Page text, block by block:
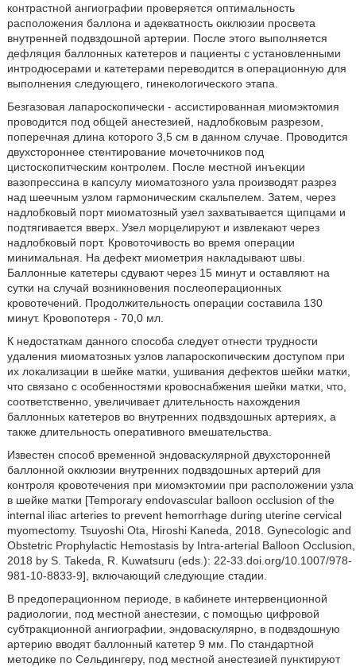
контрастной ангиографии проверяется оптимальность
расположения баллона и адекватность окклюзии просвета
внутренней подвздошной артерии. После этого выполняется
дефляция баллонных катетеров и пациенты с установленными
интродюсерами и катетерами переводится в операционную для
выполнения следующего, гинекологического этапа.
Безгазовая лапароскопически - ассистированная миомэктомия
проводится под общей анестезией, надлобковым разрезом,
поперечная длина которого 3,5 см в данном случае. Проводится
двухстороннее стентирование мочеточников под
цистоскопитческим контролем. После местной инъекции
вазопрессина в капсулу миоматозного узла производят разрез
над шеечным узлом гармоническим скальпелем. Затем, через
надлобковый порт миоматозный узел захватывается щипцами и
подтягивается вверх. Узел морцелируют и извлекают через
надлобковый порт. Кровоточивость во время операции
минимальная. На дефект миометрия накладывают швы.
Баллонные катетеры сдувают через 15 минут и оставляют на
сутки на случай возникновения послеоперационных
кровотечений. Продолжительность операции составила 130
минут. Кровопотеря - 70,0 мл.
К недостаткам данного способа следует отнести трудности
удаления миоматозных узлов лапароскопическим доступом при
их локализации в шейке матки, ушивания дефектов шейки матки,
что связано с особенностями кровоснабжения шейки матки, что,
соответственно, увеличивает длительность нахождения
баллонных катетеров во внутренних подвздошных артериях, а
также длительность оперативного вмешательства.
Известен способ временной эндоваскулярной двухсторонней
баллонной окклюзии внутренних подвздошных артерий для
контроля кровотечения при миомэктомии при расположении узла
в шейке матки [Temporary endovascular balloon occlusion of the
internal iliac arteries to prevent hemorrhage during uterine cervical
myomectomy. Tsuyoshi Ota, Hiroshi Kaneda, 2018. Gynecologic and
Obstetric Prophylactic Hemostasis by Intra-arterial Balloon Occlusion,
2018 by S. Takeda, R. Kuwatsuru (eds.): 22-33.doi.org/10.1007/978-
981-10-8833-9], включающий следующие стадии.
В предоперационном периоде, в кабинете интервенционной
радиологии, под местной анестезии, с помощью цифровой
субтракционной ангиографии, эндоваскулярно, в подвздошную
артерию вводят баллонный катетер 9 мм. По стандартной
методике по Сельдингеру, под местной анестезией пунктируют